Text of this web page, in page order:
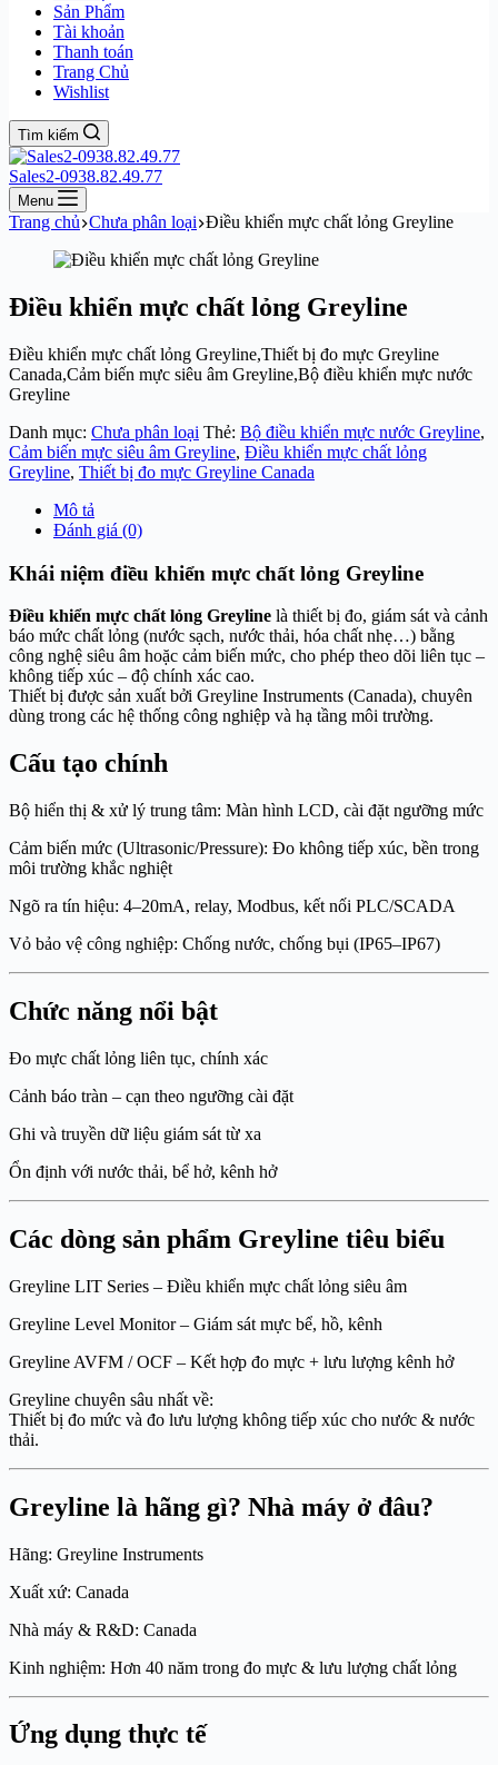
Sản Phẩm
Tài khoản
Thanh toán
Trang Chủ
Wishlist
Tìm kiếm
Sales2-0938.82.49.77
Menu
Trang chủ Chưa phân loại Điều khiển mực chất lỏng Greyline
Điều khiển mực chất lỏng Greyline
Điều khiển mực chất lỏng Greyline,Thiết bị đo mực Greyline
Canada,Cảm biến mực siêu âm Greyline,Bộ điều khiển mực nước
Greyline
Danh mục: Chưa phân loại Thẻ: Bộ điều khiển mực nước Greyline,
Cảm biến mực siêu âm Greyline, Điều khiển mực chất lỏng
Greyline, Thiết bị đo mực Greyline Canada
Mô tả
Đánh giá (0)
Khái niệm điều khiển mực chất lỏng Greyline
Điều khiển mực chất lỏng Greyline là thiết bị đo, giám sát và cảnh
báo mức chất lỏng (nước sạch, nước thải, hóa chất nhẹ…) bằng
công nghệ siêu âm hoặc cảm biến mức, cho phép theo dõi liên tục –
không tiếp xúc – độ chính xác cao.
Thiết bị được sản xuất bởi Greyline Instruments (Canada), chuyên
dùng trong các hệ thống công nghiệp và hạ tầng môi trường.
Cấu tạo chính
Bộ hiển thị & xử lý trung tâm: Màn hình LCD, cài đặt ngưỡng mức
Cảm biến mức (Ultrasonic/Pressure): Đo không tiếp xúc, bền trong
môi trường khắc nghiệt
Ngõ ra tín hiệu: 4–20mA, relay, Modbus, kết nối PLC/SCADA
Vỏ bảo vệ công nghiệp: Chống nước, chống bụi (IP65–IP67)
Chức năng nổi bật
Đo mực chất lỏng liên tục, chính xác
Cảnh báo tràn – cạn theo ngưỡng cài đặt
Ghi và truyền dữ liệu giám sát từ xa
Ổn định với nước thải, bể hở, kênh hở
Các dòng sản phẩm Greyline tiêu biểu
Greyline LIT Series – Điều khiển mực chất lỏng siêu âm
Greyline Level Monitor – Giám sát mực bể, hồ, kênh
Greyline AVFM / OCF – Kết hợp đo mực + lưu lượng kênh hở
Greyline chuyên sâu nhất về:
Thiết bị đo mức và đo lưu lượng không tiếp xúc cho nước & nước
thải.
Greyline là hãng gì? Nhà máy ở đâu?
Hãng: Greyline Instruments
Xuất xứ: Canada
Nhà máy & R&D: Canada
Kinh nghiệm: Hơn 40 năm trong đo mực & lưu lượng chất lỏng
Ứng dụng thực tế